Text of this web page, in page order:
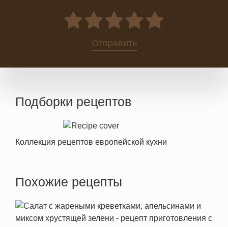
0
Отправить
Подборки рецептов
Коллекция рецептов европейской кухни
Похожие рецепты